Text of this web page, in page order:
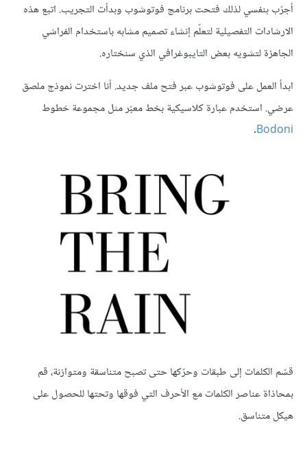
أجرّب بنفسي لذلك فتحت برنامج فوتوشوب وبدأت التجريب. اتبع هذه
الارشادات التفصيلية لتعلّم إنشاء تصميم مشابه باستخدام الفراشي
الجاهزة لتشويه بعض التايبوغرافي الذي سنختاره.
ابدأ العمل على فوتوشوب عبر فتح ملف جديد. أنا اخترت نموذج ملصق
عرضي. استخدم عبارة كلاسيكية بخط معبّر مثل مجموعة خطوط
Bodoni
.
قسّم الكلمات إلى طبقات وحرّكها حتى تصبح متناسقة ومتوازنة، قم
بمحاذاة عناصر الكلمات مع الأحرف التي فوقها وتحتها للحصول على
هيكل متناسق.